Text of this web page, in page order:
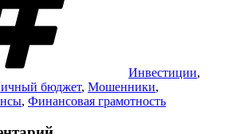
Инвестиции,
бюджет, Мошенники,
, Финансовая грамотность